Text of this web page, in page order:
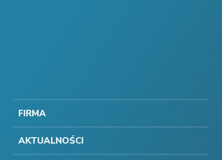
FIRMA
AKTUALNOŚCI